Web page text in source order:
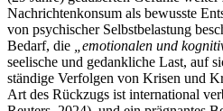
Nachrichtenkonsum als bewusste
von psychischer Selbstbelastung
Bedarf, die „emotionalen und
seelische und gedankliche Last, auf
ständige Verfolgen von Krisen und
Art des Rückzugs ist international